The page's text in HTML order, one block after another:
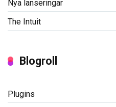
Nya lanseringar
The Intuit
Blogroll
Plugins